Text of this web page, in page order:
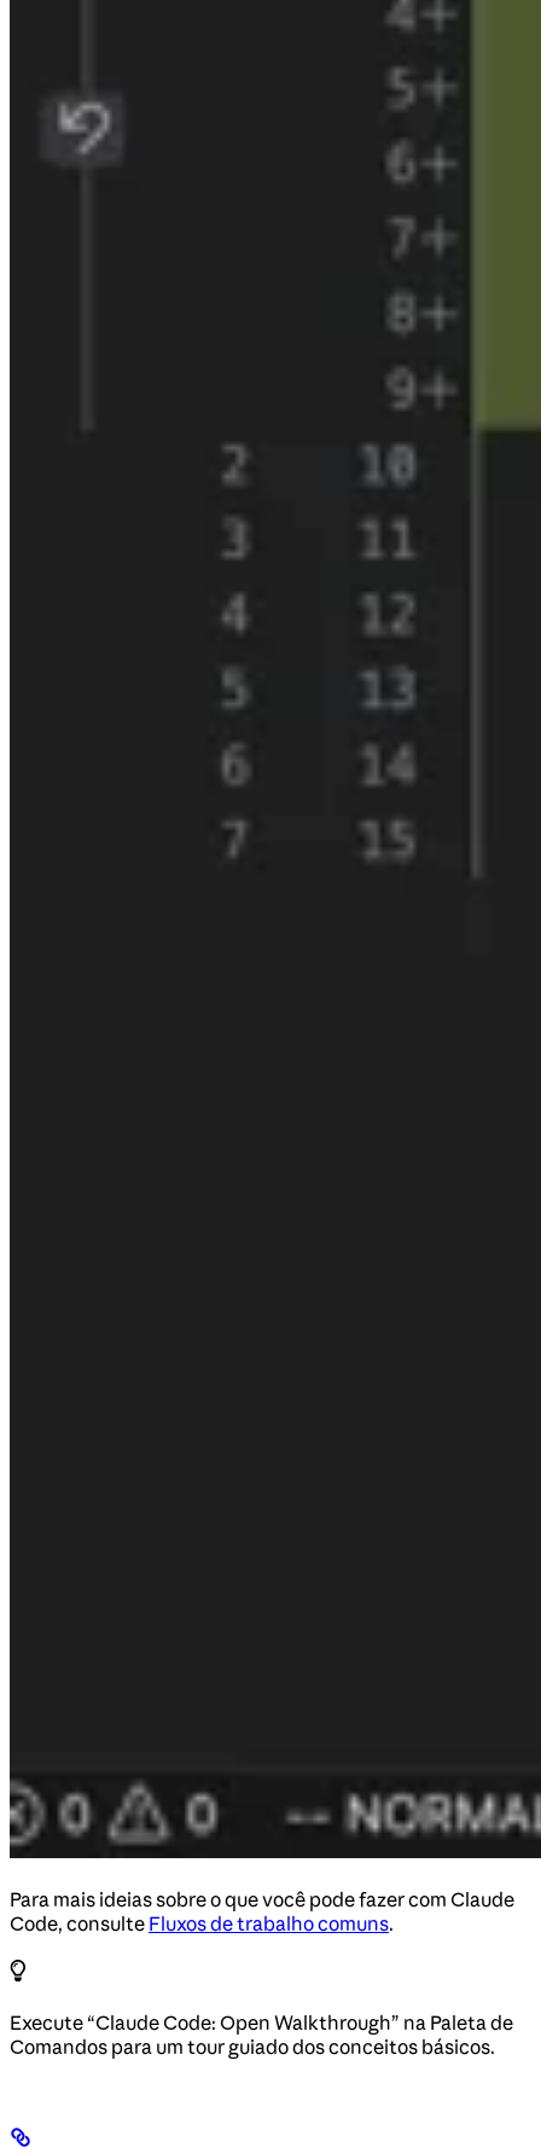
Para mais ideias sobre o que você pode fazer com Claude
Code, consulte Fluxos de trabalho comuns.
Execute “Claude Code: Open Walkthrough” na Paleta de
Comandos para um tour guiado dos conceitos básicos.